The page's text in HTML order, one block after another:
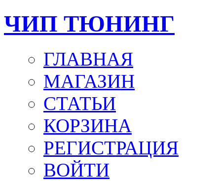
ЧИП ТЮНИНГ
ГЛАВНАЯ
МАГАЗИН
СТАТЬИ
КОРЗИНА
РЕГИСТРАЦИЯ
ВОЙТИ